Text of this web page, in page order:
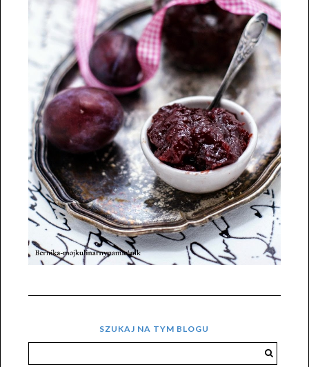
SZUKAJ NA TYM BLOGU